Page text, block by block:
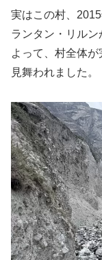
実はこの村、
ランタン・リル
よって、村全体
見舞われました。